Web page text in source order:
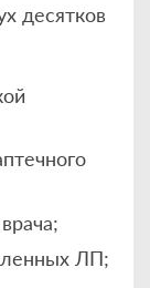
десятков
ЛП;